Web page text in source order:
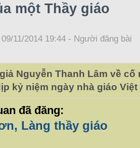
một Thầy giáo
11/2014 19:44 - Người đăng bài
Nguyễn Thanh Lâm về
kỷ niệm ngày nhà giáo Việt
đã đăng:
Làng thầy giáo